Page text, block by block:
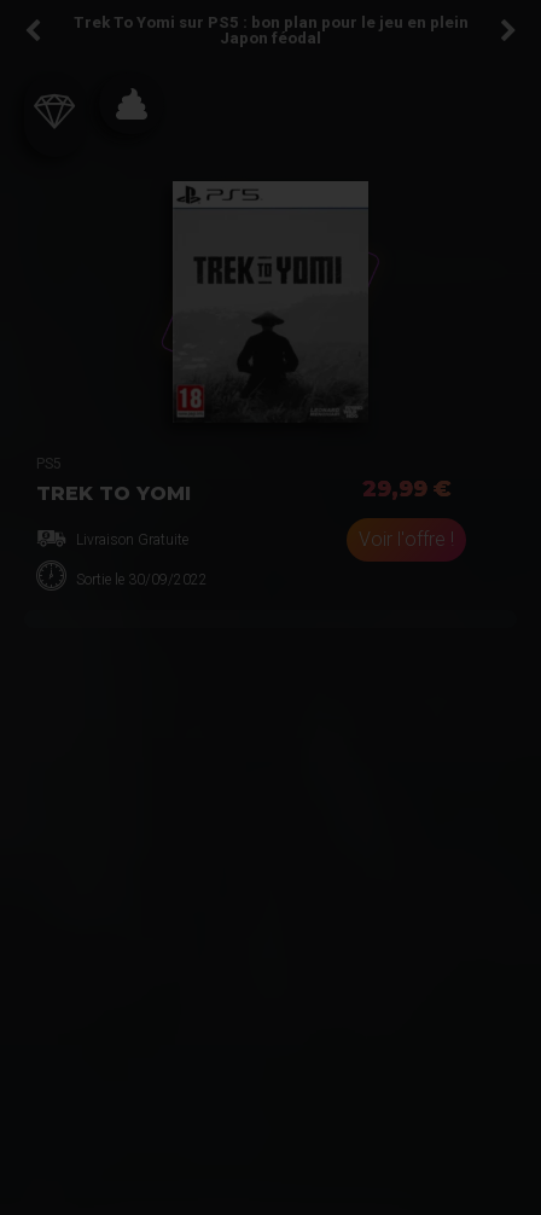
Trek To Yomi sur PS5 : bon plan pour le jeu en plein
Japon féodal
PS5
TREK TO YOMI
Livraison Gratuite
Sortie le 30/09/2022
29,99 €
Voir l'offre !